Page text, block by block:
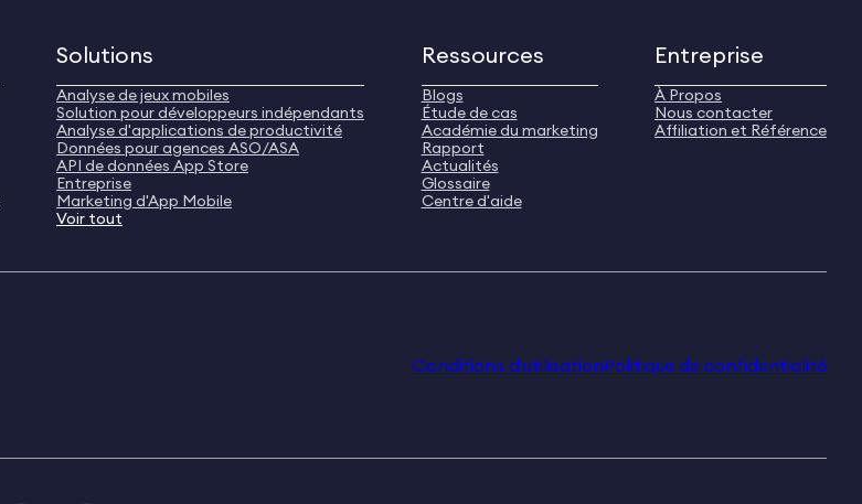
Solutions
Analyse de jeux mobiles
Solution pour développeurs indépendants
Analyse d'applications de productivité
Données pour agences ASO/ASA
API de données App Store
Entreprise
Marketing d'App Mobile
Voir tout
Ressources
Blogs
Étude de cas
Académie du marketing
Rapport
Actualités
Glossaire
Centre d'aide
Entreprise
À Propos
Nous contacter
Affiliation et Référence
Conditions d'utilisationPolitique de confidentialité